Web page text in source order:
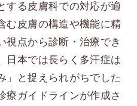
する皮膚科での対応が適
む皮膚の構造や機能に精
視点から診断・治療でき
日本では長らく多汗症は
」と捉えられがちでした
療ガイドラインが作成さ